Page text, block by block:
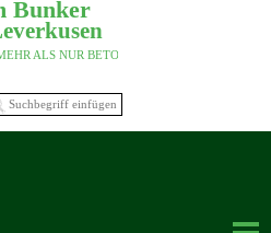
Bunker
ALS NUR BETON